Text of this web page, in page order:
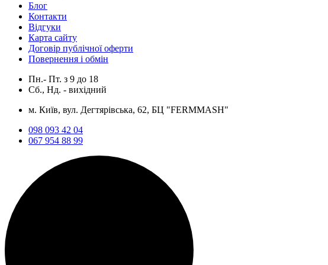
Блог
Контакти
Відгуки
Карта сайту
Договір публічної оферти
Повернення і обмін
Пн.- Пт. з 9 до 18
Сб., Нд. - вихідний
м. Київ, вул. Дегтярівська, 62, БЦ "FERMMASH"
098 093 42 04
067 954 88 99